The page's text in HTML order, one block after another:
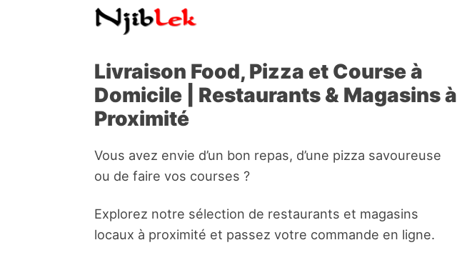
Livraison Food, Pizza et Course à
Domicile | Restaurants & Magasins à
Proximité
Vous avez envie d’un bon repas, d’une pizza savoureuse
ou de faire vos courses ?
Explorez notre sélection de restaurants et magasins
locaux à proximité et passez votre commande en ligne.